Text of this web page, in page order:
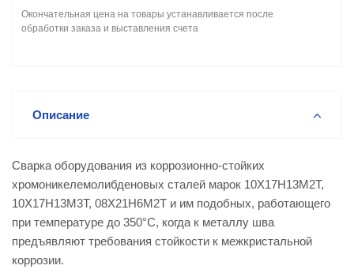
Окончательная цена на товары устанавливается после
обработки заказа и выставления счета
Описание
Сварка оборудования из коррозионно-стойких
хромоникелемолибденовых сталей марок 10Х17Н13М2Т,
10Х17Н13М3Т, 08Х21Н6М2Т и им подобных, работающего
при температуре до 350°С, когда к металлу шва
предъявляют требования стойкости к межкристальной
коррозии.